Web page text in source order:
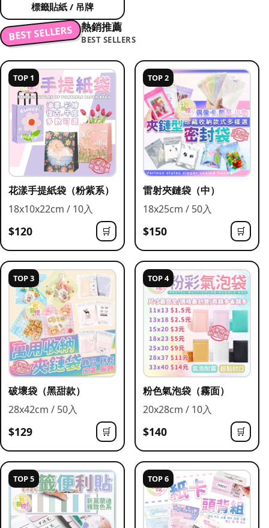
標籤貼紙 / 吊牌
BEST SELLERS 熱銷推薦
BEST SELLERS
TOP 1
花漾手提紙袋（粉紫系）
18x10x22cm / 10入
$120 🛒
TOP 2
雷射夾鏈袋（中）
18x25cm / 50入
$150 🛒
TOP 3
破壞袋（黑甜款）
28x42cm / 50入
$129 🛒
TOP 4
粉色氣泡袋（霧面）
20x28cm / 10入
$140 🛒
TOP 5 TOP 6